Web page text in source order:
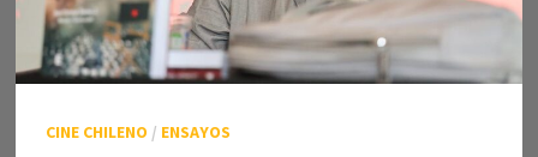
CINE CHILENO / ENSAYOS